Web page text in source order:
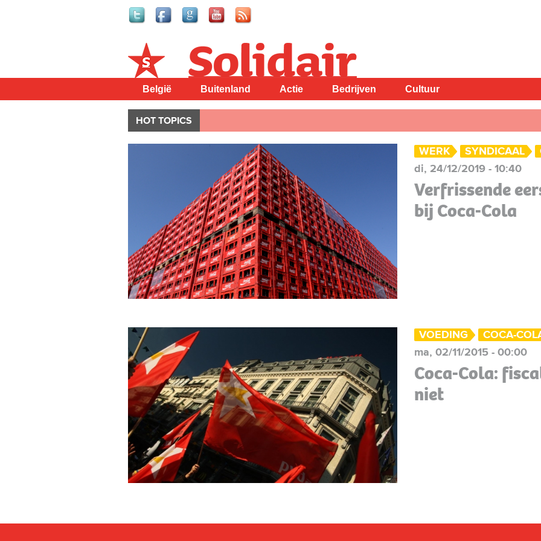
Solidair
België Buitenland Actie Bedrijven Cultuur
HOT TOPICS
WERK SYNDICAAL
di, 24/12/2019 - 10:40
Verfrissende
bij Coca-Cola
VOEDING
COCA-
ma, 02/11/2015 - 00:00
Coca-Cola:
niet